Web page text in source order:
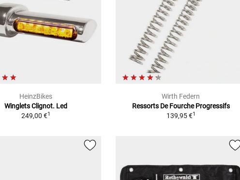
HeinzBikes
Winglets Clignot. Led
249,00 €1
Wirth Federn
Ressorts De Fourche Progressifs
139,95 €1